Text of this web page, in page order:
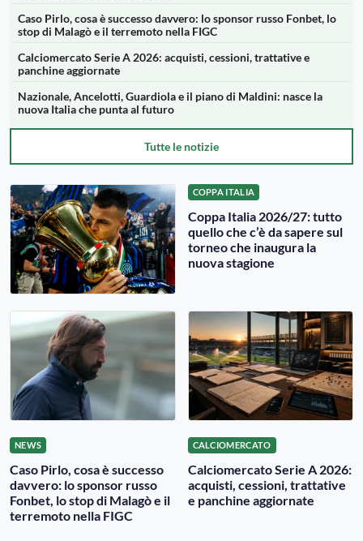
Caso Pirlo, cosa è successo davvero: lo sponsor russo Fonbet, lo
stop di Malagò e il terremoto nella FIGC
Calciomercato Serie A 2026: acquisti, cessioni, trattative e
panchine aggiornate
Nazionale, Ancelotti, Guardiola e il piano di Maldini: nasce la
nuova Italia che punta al futuro
Tutte le notizie
COPPA ITALIA
Coppa Italia 2026/27: tutto
quello che c’è da sapere sul
torneo che inaugura la
nuova stagione
NEWS
Caso Pirlo, cosa è successo
davvero: lo sponsor russo
Fonbet, lo stop di Malagò e il
terremoto nella FIGC
CALCIOMERCATO
Calciomercato Serie A 2026:
acquisti, cessioni, trattative
e panchine aggiornate